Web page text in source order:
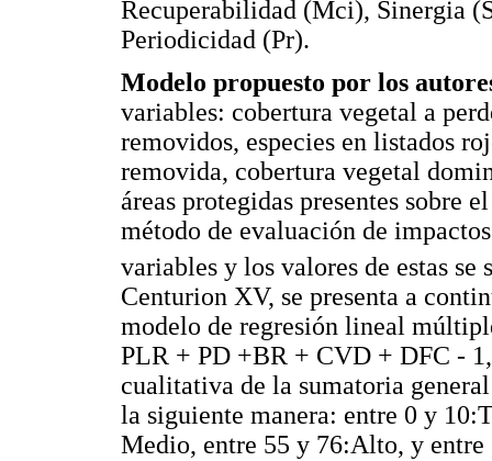
Recuperabilidad (Mci), Sinergia
Periodicidad (Pr).
Modelo propuesto por los
variables: cobertura vegetal a
removidos, especies en listados
removida, cobertura vegetal
áreas protegidas presentes sobre
método de evaluación de
variables y los valores de estas
Centurion XV, se presenta a
modelo de regresión lineal
PLR + PD +BR + CVD + DFC -
cualitativa de la sumatoria
la siguiente manera: entre 0 y
Medio, entre 55 y 76:Alto, y entre